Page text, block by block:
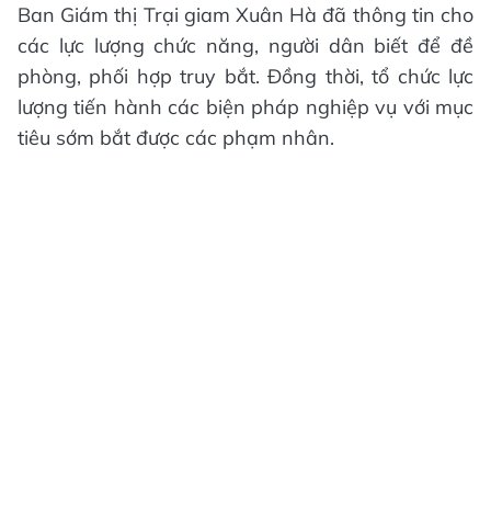
Ban Giám thị Trại giam Xuân Hà đã thông tin cho
các lực lượng chức năng, người dân biết để đề
phòng, phối hợp truy bắt. Đồng thời, tổ chức lực
lượng tiến hành các biện pháp nghiệp vụ với mục
tiêu sớm bắt được các phạm nhân.